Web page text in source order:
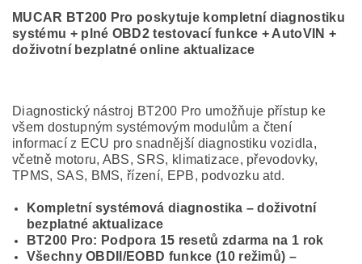
MUCAR BT200 Pro poskytuje kompletní diagnostiku
systému + plné OBD2 testovací funkce + AutoVIN +
doživotní bezplatné online aktualizace
Diagnostický nástroj BT200 Pro umožňuje přístup ke
všem dostupným systémovým modulům a čtení
informací z ECU pro snadnější diagnostiku vozidla,
včetně motoru, ABS, SRS, klimatizace, převodovky,
TPMS, SAS, BMS, řízení, EPB, podvozku atd.
Kompletní systémová diagnostika – doživotní
bezplatné aktualizace
BT200 Pro: Podpora 15 resetů zdarma na 1 rok
Všechny OBDII/EOBD funkce (10 režimů) –